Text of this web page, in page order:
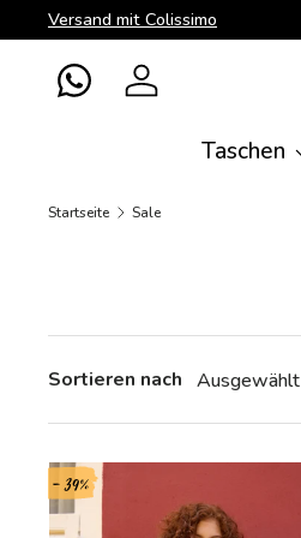
Direkt zum Inhalt
Versand mit Colissimo
WhatsAppEinloggen
Taschen
Startseite Sale
Sortieren nach Ausgewählt
- 39%